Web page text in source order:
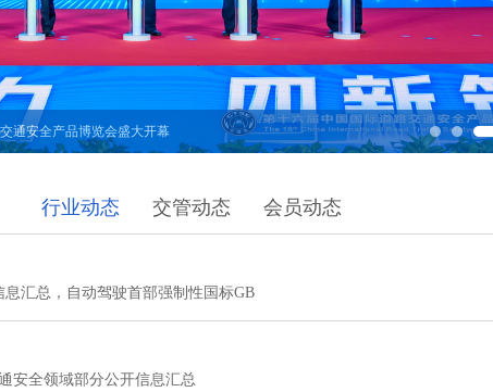
通安全产品博览会盛大开幕
行业动态 交管动态 会员动态
汇总，自动驾驶首部强制性国标GB
安全领域部分公开信息汇总